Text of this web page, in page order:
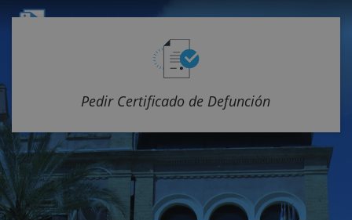
Pedir Certificado de Defunción